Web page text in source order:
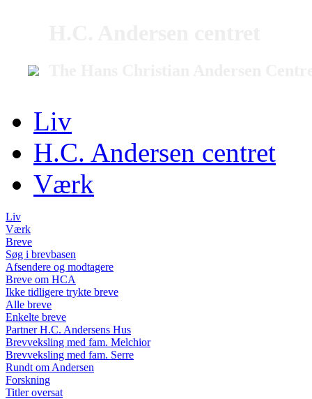
Liv
H.C. Andersen centret
Værk
Liv
Værk
Breve
Søg i brevbasen
Afsendere og modtagere
Breve om HCA
Ikke tidligere trykte breve
Alle breve
Enkelte breve
Partner H.C. Andersens Hus
Brevveksling med fam. Melchior
Brevveksling med fam. Serre
Rundt om Andersen
Forskning
Titler oversat